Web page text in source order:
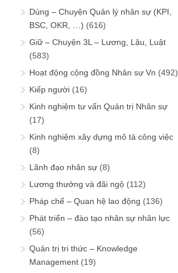
Dùng – Chuyện Quản lý nhân sự (KPI,
BSC, OKR, …) (616)
Giữ – Chuyện 3L – Lương, Lậu, Luật
(583)
Hoạt động cộng đồng Nhân sự Vn (492)
Kiếp người (16)
Kinh nghiệm tư vấn Quản trị Nhân sự
(17)
Kinh nghiệm xây dựng mô tả công việc
(8)
Lãnh đạo nhân sự (8)
Lương thưởng và đãi ngộ (112)
Pháp chế – Quan hệ lao động (136)
Phát triển – đào tạo nhân sự nhân lực
(56)
Quản trị tri thức – Knowledge
Management (19)